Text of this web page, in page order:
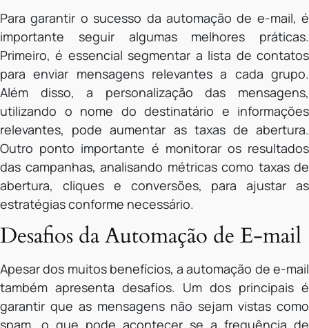
Para garantir o sucesso da automação de e-mail, é
importante seguir algumas melhores práticas.
Primeiro, é essencial segmentar a lista de contatos
para enviar mensagens relevantes a cada grupo.
Além disso, a personalização das mensagens,
utilizando o nome do destinatário e informações
relevantes, pode aumentar as taxas de abertura.
Outro ponto importante é monitorar os resultados
das campanhas, analisando métricas como taxas de
abertura, cliques e conversões, para ajustar as
estratégias conforme necessário.
Desafios da Automação de E-mail
Apesar dos muitos benefícios, a automação de e-mail
também apresenta desafios. Um dos principais é
garantir que as mensagens não sejam vistas como